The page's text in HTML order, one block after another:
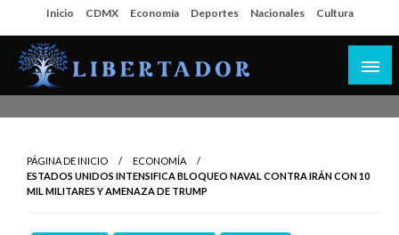
al
contenido
Inicio CDMX Economía Deportes Nacionales Cultura
PÁGINA DE INICIO
ECONOMÍA
ESTADOS UNIDOS INTENSIFICA BLOQUEO NAVAL CONTRA IRÁN CON 10
MIL MILITARES Y AMENAZA DE TRUMP